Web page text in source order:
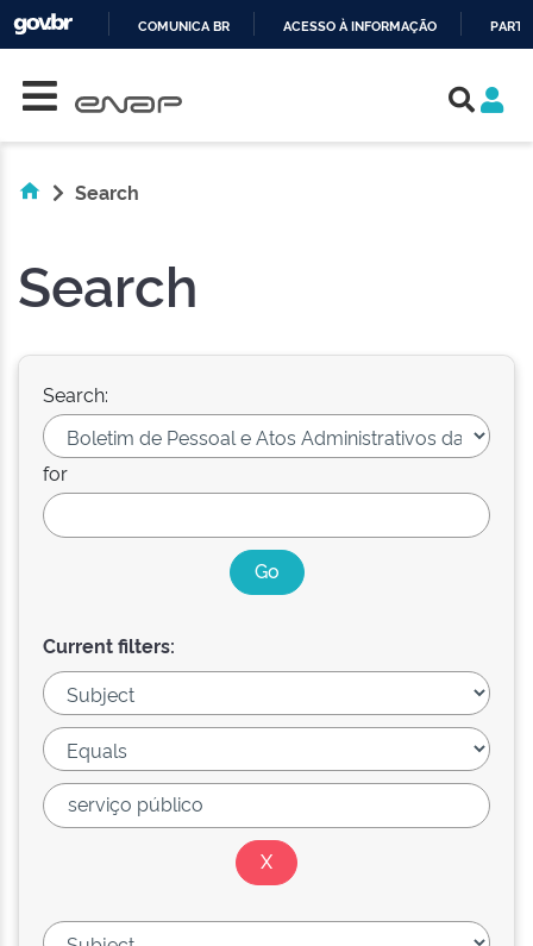
COMUNICA BR ACESSO À INFORMAÇÃO
Search
Search
Search:
for
Current filters: